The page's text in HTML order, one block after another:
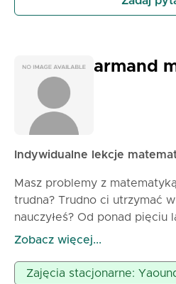
armand
Indywidualne lekcje
Masz problemy z
trudna? Trudno ci utrzymać
nauczyłeś? Od ponad pięciu
w trakcie przygotowań do
koniec nauki, a teraz również
Zobacz więcej...
Zajęcia stacjonarne: